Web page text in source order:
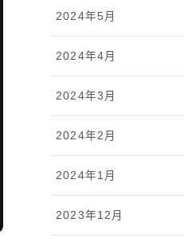
2024年5月
2024年4月
2024年3月
2024年2月
2024年1月
2023年12月